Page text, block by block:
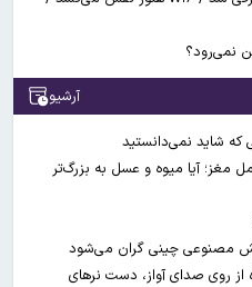
نمی‌رود؟
آرشیو
آیا میوه و عسل به بزرگ‌تر
مصنوعی چینی گران می‌شود
از روی صدای آواز، دست نرهای